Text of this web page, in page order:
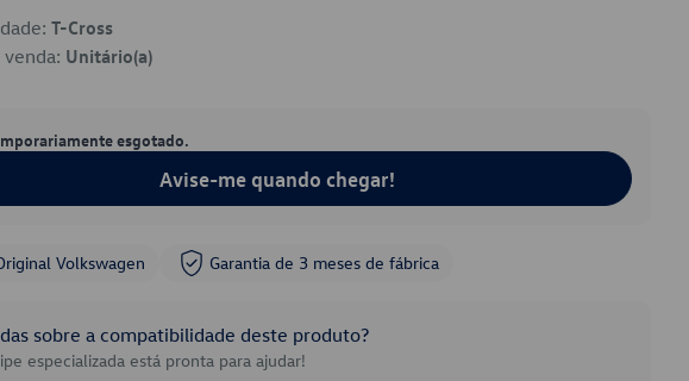
T-Cross
Unitário(a)
esgotado.
Avise-me quando chegar!
Volkswagen Garantia de 3 meses de fábrica
sobre a compatibilidade deste produto?
especializada está pronta para ajudar!